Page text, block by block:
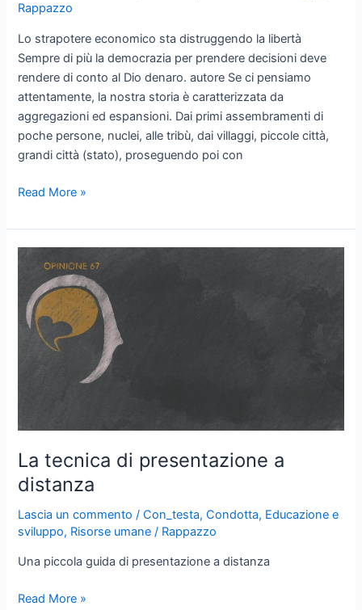
Rappazzo
Lo strapotere economico sta distruggendo la libertà
Sempre di più la democrazia per prendere decisioni deve
rendere di conto al Dio denaro. autore Se ci pensiamo
attentamente, la nostra storia è caratterizzata da
aggregazioni ed espansioni. Dai primi assembramenti di
poche persone, nuclei, alle tribù, dai villaggi, piccole città,
grandi città (stato), proseguendo poi con
Gli
domineranno
il
mondo?
Read More »
La tecnica di presentazione a
distanza
Lascia un commento /Con_testa,Condotta, Educazione e
sviluppo, Risorse umane / Rappazzo
Una piccola guida di presentazione a distanza
La
Read More »